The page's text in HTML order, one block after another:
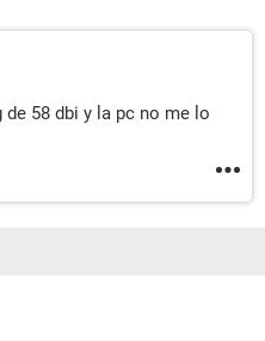
58 dbi y la pc no me lo